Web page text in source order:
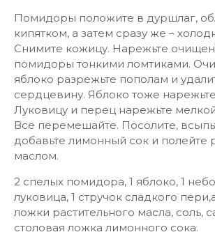
Помидоры положите в дуршлаг,
кипятком, а затем сразу же –
Снимите кожицу. Нарежьте
помидоры тонкими ломтиками.
яблоко разрежьте пополам и
сердцевину. Яблоко тоже
Луковицу и перец нарежьте
Все перемешайте. Посолите,
добавьте лимонный сок и полейте
маслом.
2 спелых помидора, 1 яблоко, 1
луковица, 1 стручок сладкого
ложки растительного масла, соль,
столовая ложка лимонного сока.